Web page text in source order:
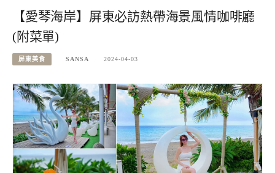
【愛琴海岸】屏東必訪熱帶海景風情咖啡廳
(附菜單)
屏東美食 SANSA 2024-04-03